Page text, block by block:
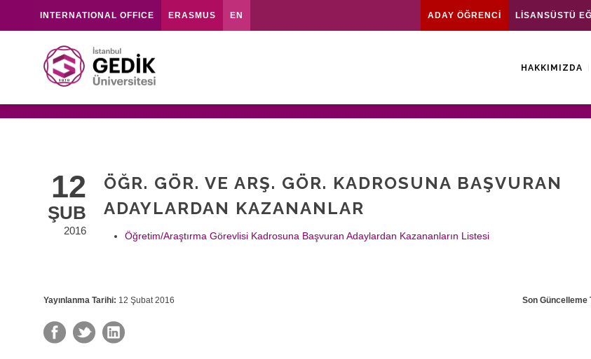
INTERNATIONAL OFFICE ERASMUS EN ADAY ÖĞRENCİ LİSANSÜSTÜ
HAKKIMIZDA
12
ŞUB
2016
ÖĞR. GÖR. VE ARŞ. GÖR. KADROSUNA BAŞVURAN
ADAYLARDAN KAZANANLAR
Öğretim/Araştırma Görevlisi Kadrosuna Başvuran Adaylardan Kazananların Listesi
Yayınlanma Tarihi: 12 Şubat 2016 Son Güncelleme